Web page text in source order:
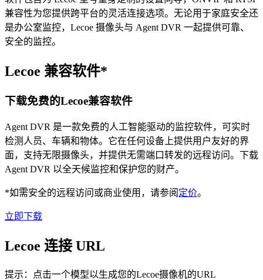
兼容性为您提供跨平台的灵活连接选项。无论用于家庭安全还
是办公室监控，Lecoe 摄像头与 Agent DVR 一起提供可靠、
安全的监控。
Lecoe 兼容软件*
下载免费的Lecoe兼容软件
Agent DVR 是一款免费的人工智能驱动的监控软件，可实时
检测人员、车辆和物体。它在任何设备上提供用户友好的界
面，支持无限摄像头，并提供无需端口转发的远程访问。下载
Agent DVR 以全天候监控和保护您的财产。
*如需安全的远程访问或商业使用，请参阅 定价。
立即下载
Lecoe 连接 URL
提示：点击一个模型以生成您的Lecoe摄像机的URL